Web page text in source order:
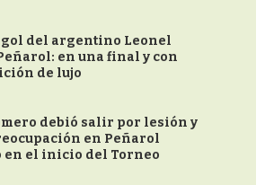
del argentino Leonel
en una final y con
de lujo
debió salir por lesión y
en Peñarol
en el inicio del Torneo